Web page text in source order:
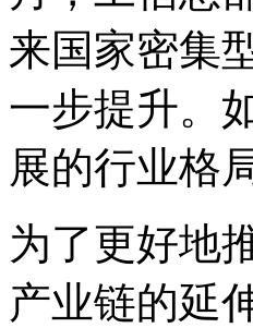
来国家密集
一步提升。
展的行业格
为了更好地
产业链的延